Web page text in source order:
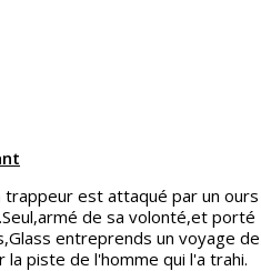
trappeur est attaqué par un ours
de sa volonté,et porté
entreprends un voyage de
piste de l'homme qui l'a trahi.